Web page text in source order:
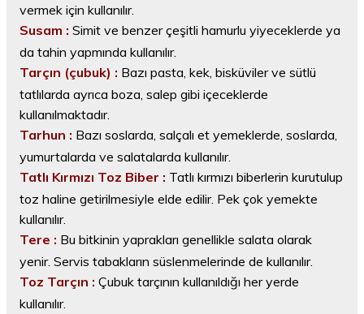
vermek için kullanılır.
Susam : Simit ve benzer çeşitli hamurlu yiyeceklerde ya
da tahin yapmında kullanılır.
Tarçın (çubuk) : Bazı pasta, kek, bisküviler ve sütlü
tatlılarda ayrıca boza, salep gibi içeceklerde
kullanılmaktadır.
Tarhun : Bazı soslarda, salçalı et yemeklerde, soslarda,
yumurtalarda ve salatalarda kullanılır.
Tatlı Kırmızı Toz Biber : Tatlı kırmızı biberlerin kurutulup
toz haline getirilmesiyle elde edilir. Pek çok yemekte
kullanılır.
Tere : Bu bitkinin yaprakları genellikle salata olarak
yenir. Servis tabakların süslenmelerinde de kullanılır.
Toz Tarçın : Çubuk tarçının kullanıldığı her yerde
kullanılır.